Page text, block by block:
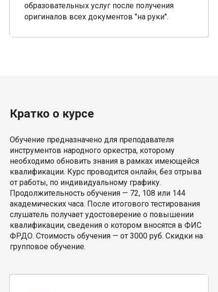
образовательных услуг после получения
оригиналов всех документов "на руки".
Кратко о курсе
Обучение предназначено для преподавателя
инструментов народного оркестра, которому
необходимо обновить знания в рамках имеющейся
квалификации. Курс проводится онлайн, без отрыва
от работы, по индивидуальному графику.
Продолжительность обучения — 72, 108 или 144
академических часа. После итогового тестирования
слушатель получает удостоверение о повышении
квалификации, сведения о котором вносятся в ФИС
ФРДО. Стоимость обучения — от 3000 руб. Скидки на
групповое обучение.